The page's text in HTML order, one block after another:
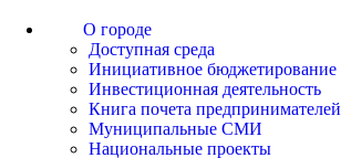
О городе
Доступная среда
Инициативное бюджетирование
Инвестиционная деятельность
Книга почета предпринимателей
Муниципальные СМИ
Национальные проекты